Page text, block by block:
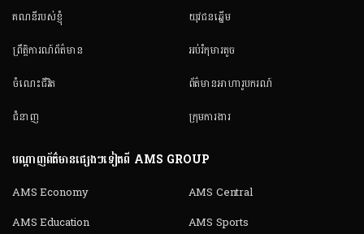
គណនី​របស់ខ្ញុំ
ព្រឹត្តិការណ៍ព័ត៌មាន
ចំណេះជីវិត
ជំនាញ
យុវជនឆ្នើម
អប់រំកុមារតូច
ព័ត៌មានអាហារូបករណ៍
ក្រុមការងារ
បណ្តាញព័ត៌មានផ្សេងៗទៀតពី AMS GROUP
AMS Economy
AMS Education
AMS Central
AMS Sports